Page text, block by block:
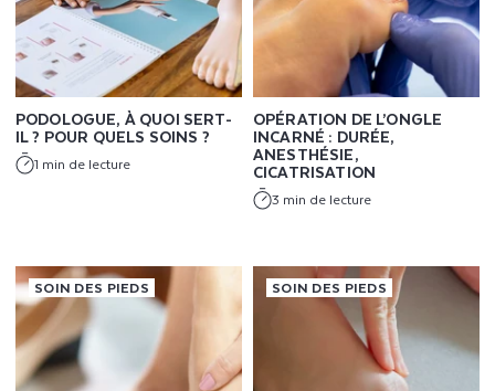
U
T
O
S
PODOLOGUE, À QUOI SERT-
IL ? POUR QUELS SOINS ?
1 min de lecture
OPÉRATION DE L’ONGLE
INCARNÉ : DURÉE,
ANESTHÉSIE,
CICATRISATION
3 min de lecture
SOIN DES PIEDS SOIN DES PIEDS